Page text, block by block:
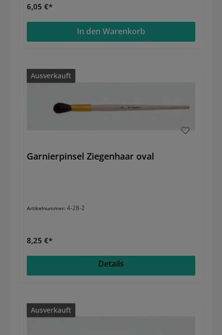
6,05 €*
In den Warenkorb
Ausverkauft
Garnierpinsel Ziegenhaar oval
Artikelnummer: 4-28-2
8,25 €*
Details
Ausverkauft